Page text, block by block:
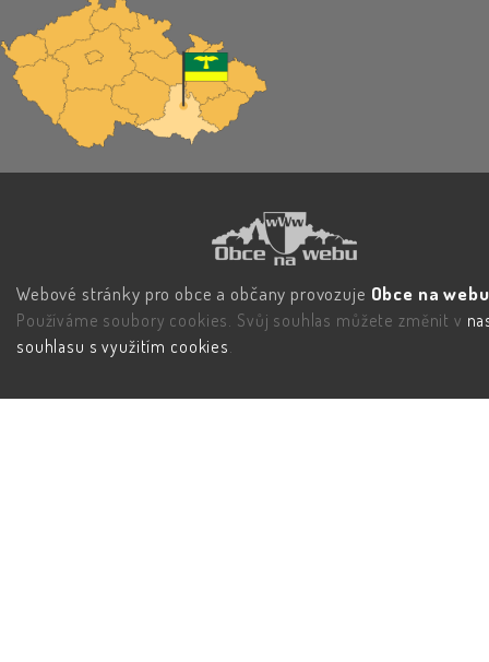
Webové stránky pro obce a občany provozuje Obce na
Používáme soubory cookies. Svůj souhlas můžete změnit v
souhlasu s využitím cookies